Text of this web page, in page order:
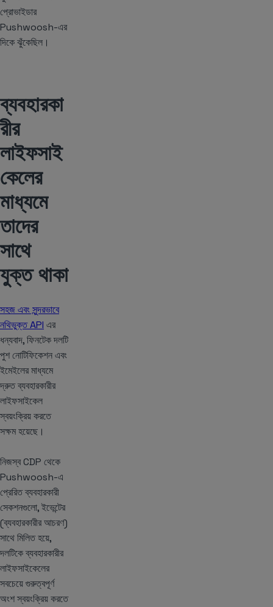
প্রোভাইডার
Pushwoosh-এর
দিকে ঝুঁকেছিল।
ব্যবহারকা
রীর
লাইফসাই
কেলের
মাধ্যমে
তাদের
সাথে
যুক্ত থাকা
সহজ এবং সুন্দরভাবে
নথিভুক্ত API এর
ধন্যবাদ, ফিনটেক দলটি
পুশ নোটিফিকেশন এবং
ইমেইলের মাধ্যমে
দ্রুত ব্যবহারকারীর
লাইফসাইকেল
স্বয়ংক্রিয় করতে
সক্ষম হয়েছে।
নিজস্ব CDP থেকে
Pushwoosh-এ
প্রেরিত ব্যবহারকারী
সেকশনগুলো, ইভেন্টের
(ব্যবহারকারীর আচরণ)
সাথে মিলিত হয়ে,
দলটিকে ব্যবহারকারীর
লাইফসাইকেলের
সবচেয়ে গুরুত্বপূর্ণ
অংশ স্বয়ংক্রিয় করতে